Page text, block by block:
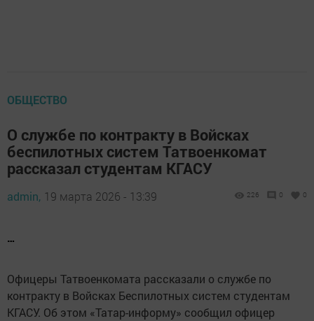
ОБЩЕСТВО
О службе по контракту в Войсках
беспилотных систем Татвоенкомат
рассказал студентам КГАСУ
admin, 19 марта 2026 - 13:39 226 0 0
…
Офицеры Татвоенкомата рассказали о службе по
контракту в Войсках Беспилотных систем студентам
КГАСУ. Об этом «Татар-информу» сообщил офицер